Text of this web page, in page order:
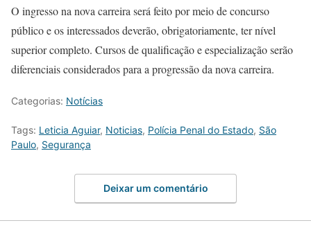
O ingresso na nova carreira será feito por meio de concurso
público e os interessados deverão, obrigatoriamente, ter nível
superior completo. Cursos de qualificação e especialização serão
diferenciais considerados para a progressão da nova carreira.
Categorias: Notícias
Tags: Leticia Aguiar, Noticias, Polícia Penal do Estado, São
Paulo, Segurança
Deixar um comentário